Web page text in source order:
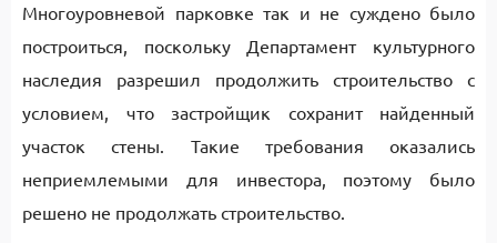
Многоуровневой парковке так и не суждено было
построиться, поскольку Департамент культурного
наследия разрешил продолжить строительство с
условием, что застройщик сохранит найденный
участок стены. Такие требования оказались
неприемлемыми для инвестора, поэтому было
решено не продолжать строительство.